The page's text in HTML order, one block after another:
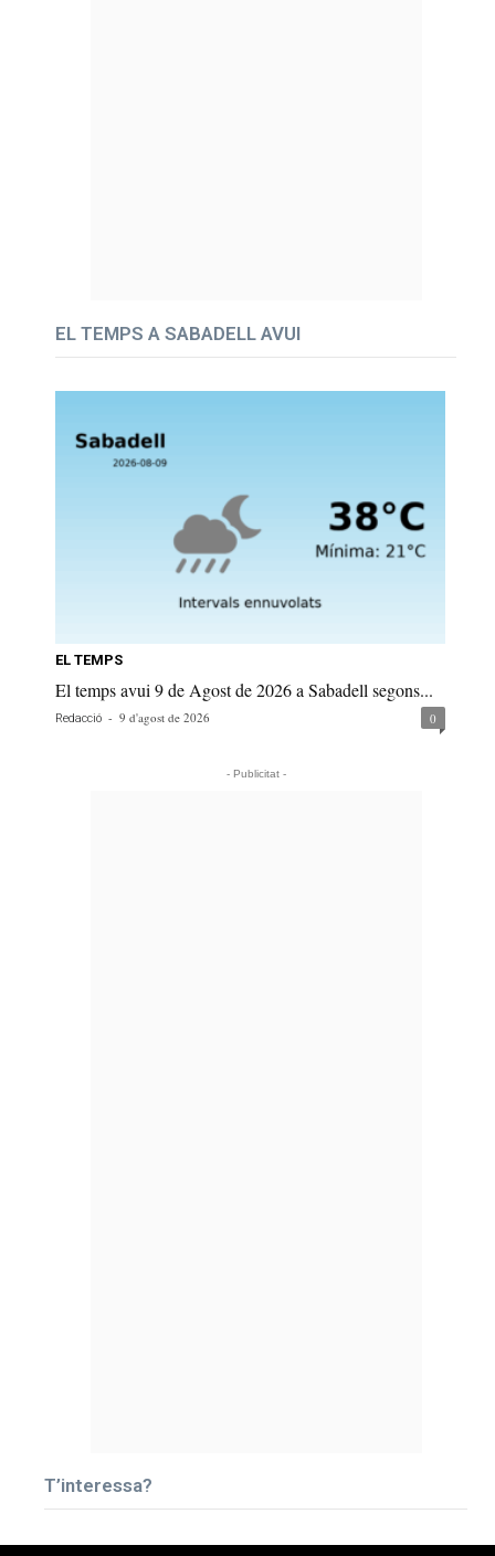
EL TEMPS A SABADELL AVUI
EL TEMPS
El temps avui 9 de Agost de 2026 a Sabadell segons...
Redacció - 9 d'agost de 2026 0
- Publicitat -
T’interessa?